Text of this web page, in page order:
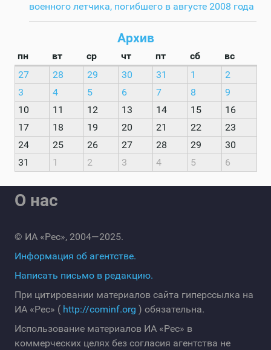
военного летчика, погибшего в августе 2008 года
Архив
пн вт ср чт пт сб
вс
27
28 29 30 31 1
2
3
4 5 6 7 8
9
10
11 12 13 14 15
16
17
18 19 20 21 22
23
24
25 26 27 28 29
30
31
1 2 3 4 5 6
О нас
© ИА «Рес», 2004—2025.
Информация об агентстве.
Написать письмо в редакцию.
При цитировании материалов сайта гиперссылка на
ИА «Рес» ( http://cominf.org ) обязательна.
Использование материалов ИА «Рес» в
коммерческих целях без согласия агентства не